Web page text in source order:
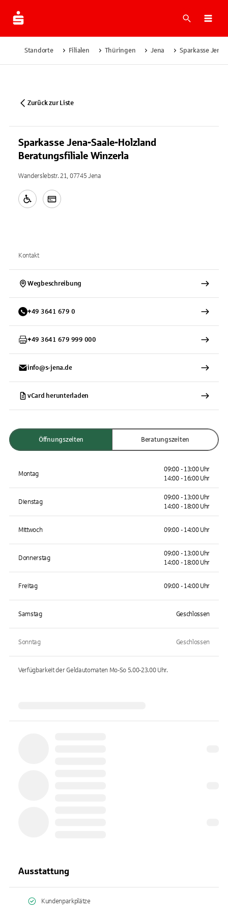
Suche
Standorte Filialen Thüringen Jena Sparkasse
Zurück zur Liste
Sparkasse Jena-Saale-Holzland
Beratungsfiliale Winzerla
Wanderslebstr. 21, 07745 Jena
Kontakt
Wegbeschreibung
+49 3641 679 0
+49 3641 679 999 000
info@s-jena.de
vCard herunterladen
Öffnungszeiten Beratungszeiten
Montag
09:00 - 13:00 Uhr
14:00 - 16:00 Uhr
Dienstag
09:00 - 13:00 Uhr
14:00 - 18:00 Uhr
Mittwoch 09:00 - 14:00 Uhr
Donnerstag
09:00 - 13:00 Uhr
14:00 - 18:00 Uhr
Freitag 09:00 - 14:00 Uhr
Samstag Geschlossen
Sonntag Geschlossen
Verfügbarkeit der Geldautomaten Mo-So 5.00-23.00Uhr.
Ausstattung
Kundenparkplätze